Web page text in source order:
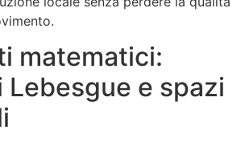
matematici:
Lebesgue e spazi